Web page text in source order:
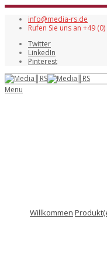
info@media-rs.de
Rufen Sie uns an +49
Twitter
LinkedIn
Pinterest
Menu
Willkommen